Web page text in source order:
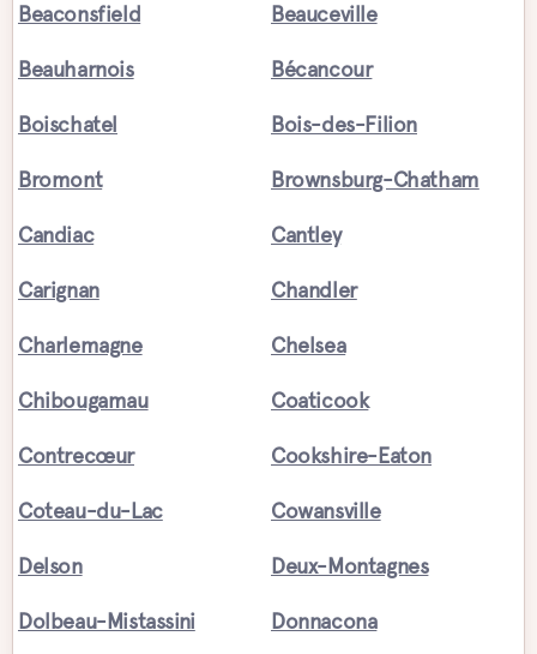
Beaconsfield Beauceville
Beauharnois Bécancour
Boischatel Bois-des-Filion
Bromont Brownsburg-Chatham
Candiac Cantley
Carignan Chandler
Charlemagne Chelsea
Chibougamau Coaticook
Contrecœur Cookshire-Eaton
Coteau-du-Lac Cowansville
Delson Deux-Montagnes
Dolbeau-Mistassini Donnacona